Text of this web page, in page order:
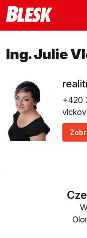
Ing. Julie
+420